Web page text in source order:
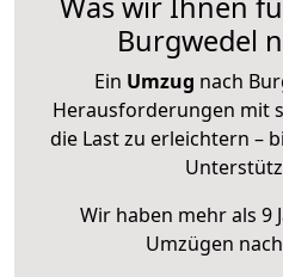
Burgwedel
Ein Umzug nach
Herausforderungen mit
die Last zu erleichtern –
Wir haben mehr als 9
Umzügen nach